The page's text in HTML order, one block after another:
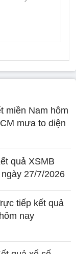
miền Nam hôm
mưa to diện
quả XSMB
27/7/2026
tiếp kết quả
nay